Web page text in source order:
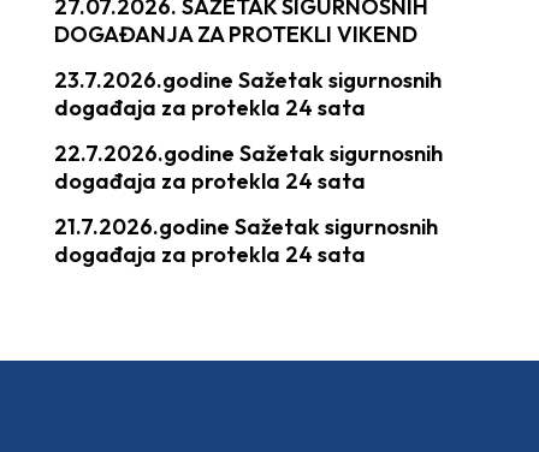
27.07.2026. SAŽETAK SIGURNOSNIH
DOGAĐANJA ZA PROTEKLI VIKEND
23.7.2026.godine Sažetak sigurnosnih
događaja za protekla 24 sata
22.7.2026.godine Sažetak sigurnosnih
događaja za protekla 24 sata
21.7.2026.godine Sažetak sigurnosnih
događaja za protekla 24 sata